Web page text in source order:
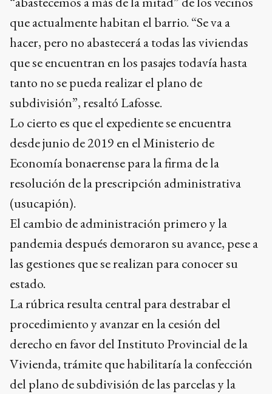
que actualmente habitan el barrio. “Se va a
hacer, pero no abastecerá a todas las viviendas
que se encuentran en los pasajes todavía hasta
tanto no se pueda realizar el plano de
subdivisión”, resaltó Lafosse.
Lo cierto es que el expediente se encuentra
desde junio de 2019 en el Ministerio de
Economía bonaerense para la firma de la
resolución de la prescripción administrativa
(usucapión).
El cambio de administración primero y la
pandemia después demoraron su avance, pese a
las gestiones que se realizan para conocer su
estado.
La rúbrica resulta central para destrabar el
procedimiento y avanzar en la cesión del
derecho en favor del Instituto Provincial de la
Vivienda, trámite que habilitaría la confección
del plano de subdivisión de las parcelas y la